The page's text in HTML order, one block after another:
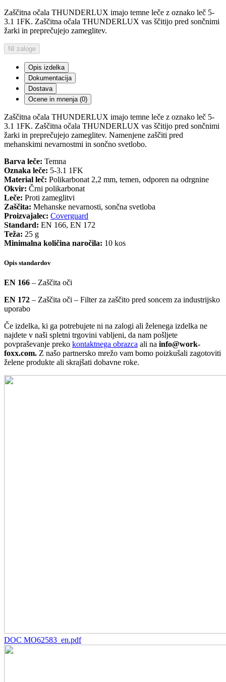
Zaščitna očala THUNDERLUX imajo temne leče z oznako leč 5-
3.1 1FK. Zaščitna očala THUNDERLUX vas ščitijo pred sončnimi
žarki in preprečujejo zameglitev.
NI zaloge
Opis izdelka
Dokumentacija
Dostava
Ocene in mnenja (0)
Zaščitna očala THUNDERLUX imajo temne leče z oznako leč 5-
3.1 1FK. Zaščitna očala THUNDERLUX vas ščitijo pred sončnimi
žarki in preprečujejo zameglitev. Namenjene zaščiti pred
mehanskimi nevarnostmi in sončno svetlobo.
Barva leče: Temna
Oznaka leče: 5-3.1 1FK
Material leč: Polikarbonat 2,2 mm, temen, odporen na odrgnine
Okvir: Črni polikarbonat
Leče: Proti zameglitvi
Zaščita: Mehanske nevarnosti, sončna svetloba
Proizvajalec: Coverguard
Standard: EN 166, EN 172
Teža: 25 g
Minimalna količina naročila: 10 kos
Opis standardov
EN 166 – Zaščita oči
EN 172 – Zaščita oči – Filter za zaščito pred soncem za industrijsko
uporabo
Če izdelka, ki ga potrebujete ni na zalogi ali želenega izdelka ne
najdete v naši spletni trgovini vabljeni, da nam pošljete
povpraševanje preko kontaktnega obrazca ali na info@work-
foxx.com. Z našo partnersko mrežo vam bomo poizkušali zagotoviti
želene produkte ali skrajšati dobavne roke.
DOC MO62583_en.pdf